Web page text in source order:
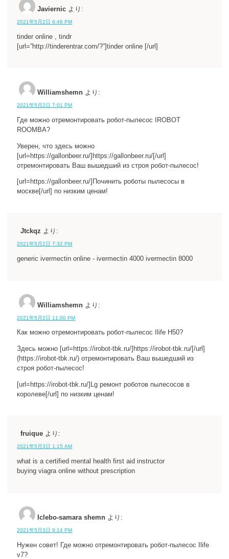
Javiernic より:
2021年5月2日 6:46 PM
tinder online , tindr
[url=”http://tinderentrar.com/?”]tinder online [/url]
Williamshemn より:
2021年5月2日 7:01 PM
Где можно отремонтировать робот-пылесос IROBOT
ROOMBA?
Уверен, что здесь можно
[url=https://gallonbeer.ru/]https://gallonbeer.ru/[/url]
отремонтировать Ваш вышедший из строя робот-пылесос!
[url=https://gallonbeer.ru/]Починить роботы пылесосы в
москве[/url] по низким ценам!
Jtckqz より:
2021年5月2日 7:32 PM
generic ivermectin online - ivermectin 4000 ivermectin 8000
Williamshemn より:
2021年5月2日 11:00 PM
Как можно отремонтировать робот-пылесос Ilife H50?
Здесь можно [url=https://irobot-tbk.ru/]https://irobot-tbk.ru/[/url]
(https://irobot-tbk.ru/) отремонтировать Ваш вышедший из
строя робот-пылесос!
[url=https://irobot-tbk.ru/]Lg ремонт роботов пылесосов в
королеве[/url] по низким ценам!
fruique より:
2021年5月3日 1:15 AM
what is a certified mental health first aid instructor
buying viagra online without prescription
Iclebo-samara shemn より:
2021年5月3日 9:14 PM
Нужен совет! Где можно отремонтировать робот-пылесос Ilife
v7?